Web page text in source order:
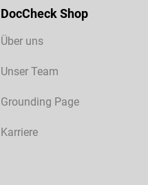
DocCheck Shop
Über uns
Unser Team
Grounding Page
Karriere